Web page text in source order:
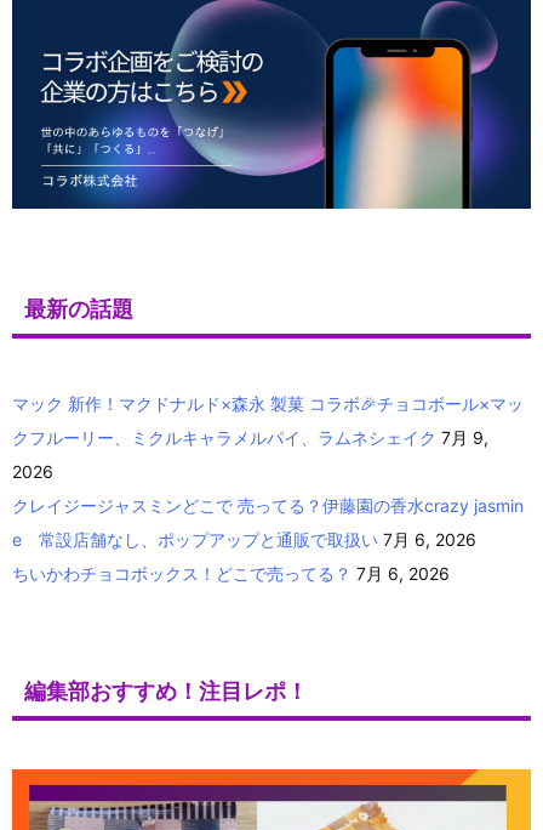
最新の話題
マック 新作！マクドナルド×森永 製菓 コラボ🎉チョコボール×マッ
クフルーリー、ミクルキャラメルパイ、ラムネシェイク 7月 9,
2026
クレイジージャスミンどこで 売ってる？伊藤園の香水crazy jasmin
e 常設店舗なし、ポップアップと通販で取扱い 7月 6, 2026
ちいかわチョコボックス！どこで売ってる？ 7月 6, 2026
編集部おすすめ！注目レポ！